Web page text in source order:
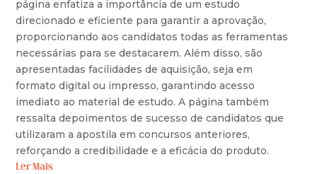
página enfatiza a importância de um estudo
direcionado e eficiente para garantir a aprovação,
proporcionando aos candidatos todas as ferramentas
necessárias para se destacarem. Além disso, são
apresentadas facilidades de aquisição, seja em
formato digital ou impresso, garantindo acesso
imediato ao material de estudo. A página também
ressalta depoimentos de sucesso de candidatos que
utilizaram a apostila em concursos anteriores,
reforçando a credibilidade e a eficácia do produto.
Ler Mais